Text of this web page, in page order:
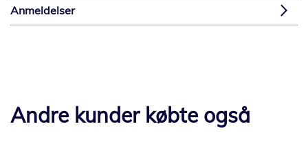
Anmeldelser
Andre kunder købte også